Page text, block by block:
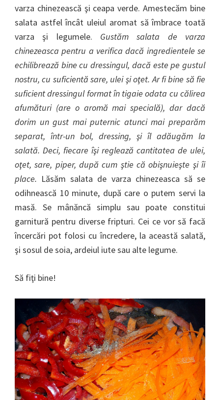
varza chinezească şi ceapa verde. Amestecăm bine
salata astfel încât uleiul aromat să îmbrace toată
varza şi legumele. Gustăm salata de varza
chinezeasca pentru a verifica dacă ingredientele se
echilibrează bine cu dressingul, dacă este pe gustul
nostru, cu suficientă sare, ulei şi oţet. Ar fi bine să fie
suficient dressingul format în tigaie odata cu călirea
afumături (are o aromă mai specială), dar dacă
dorim un gust mai puternic atunci mai preparăm
separat, într-un bol, dressing, şi îl adăugăm la
salată. Deci, fiecare îşi reglează cantitatea de ulei,
oţet, sare, piper, după cum ştie că obişnuieşte şi îi
place. Lăsăm salata de varza chinezeasca să se
odihnească 10 minute, după care o putem servi la
masă. Se mânăncă simplu sau poate constitui
garnitură pentru diverse fripturi. Cei ce vor să facă
încercări pot folosi cu încredere, la această salată,
şi sosul de soia, ardeiul iute sau alte legume.
Să fiţi bine!